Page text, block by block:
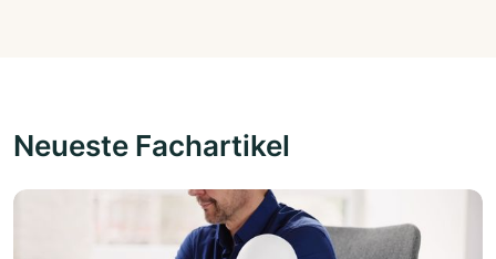
Neueste Fachartikel